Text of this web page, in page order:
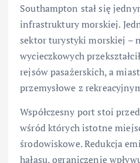
Southampton stał się
infrastruktury morskiej.
sektor turystyki morskiej –
wycieczkowych
rejsów pasażerskich, a
przemysłowe z
Współczesny port stoi
wśród których istotne
środowiskowe. Redukcja
hałasu, ograniczenie